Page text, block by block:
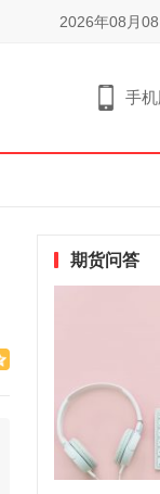
2026年08月08
手
期货问答